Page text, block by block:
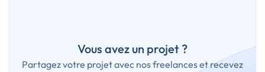
Vous avez un projet ?
Partagez votre projet avec nos freelances et recevez